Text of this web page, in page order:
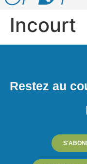
Incourt
Restez au